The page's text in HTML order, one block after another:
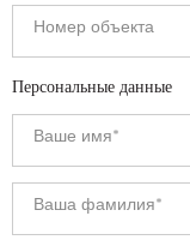
Персональные данные